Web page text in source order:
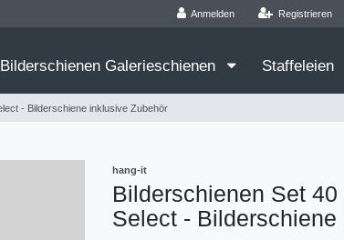
Anmelden Registrieren
Bilderschienen Galerieschienen Staffeleien
- Bilderschiene inklusive Zubehör
hang-it
Bilderschienen Set
Select -